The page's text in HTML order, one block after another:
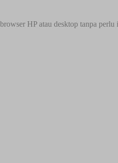
HP atau desktop tanpa perlu